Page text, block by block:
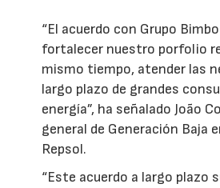
“El acuerdo con Grupo
fortalecer nuestro porfolio
mismo tiempo, atender las
largo plazo de grandes
energía”, ha señalado João
general de Generación Baja
Repsol.
“Este acuerdo a largo plazo